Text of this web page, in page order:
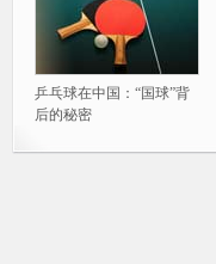
乒乓球在中国：“国球”背
后的秘密